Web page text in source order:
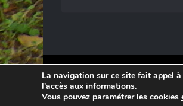
© 2026Lycée Professionnel
Réalisation Frédéric AMELLA.
La navigation sur ce site fait appel
l'accès aux informations.
Vous pouvez paramétrer les cookies